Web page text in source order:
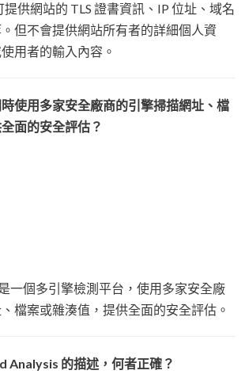
提供網站的 TLS 證書資訊、IP 位址、域名
但不會提供網站所有者的詳細個人資
用者的輸入內容。
使用多家安全廠商的引擎掃描網址、檔
面的安全評估？
一個多引擎檢測平台，使用多家安全廠
檔案或雜湊值，提供全面的安全評估。
Analysis 的描述，何者正確？